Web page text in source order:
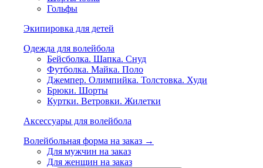
Гольфы
Экипировка для детей
Одежда для волейбола
Бейсболка. Шапка. Снуд
Футболка. Майка. Поло
Джемпер. Олимпийка. Толстовка. Худи
Брюки. Шорты
Куртки. Ветровки. Жилетки
Аксессуары для волейбола
Волейбольная форма на заказ →
Для мужчин на заказ
Для женщин на заказ